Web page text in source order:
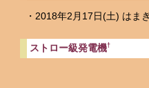
・2018年2月17日(土) はまぎ
ストロー級発電機†